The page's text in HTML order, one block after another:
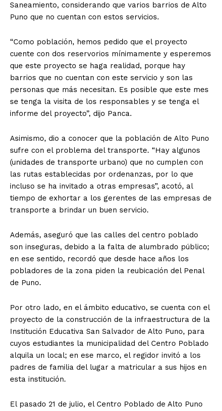
Saneamiento, considerando que varios barrios de Alto
Puno que no cuentan con estos servicios.
“Como población, hemos pedido que el proyecto
cuente con dos reservorios mínimamente y esperemos
que este proyecto se haga realidad, porque hay
barrios que no cuentan con este servicio y son las
personas que más necesitan. Es posible que este mes
se tenga la visita de los responsables y se tenga el
informe del proyecto”, dijo Panca.
Asimismo, dio a conocer que la población de Alto Puno
sufre con el problema del transporte. “Hay algunos
(unidades de transporte urbano) que no cumplen con
las rutas establecidas por ordenanzas, por lo que
incluso se ha invitado a otras empresas”, acotó, al
tiempo de exhortar a los gerentes de las empresas de
transporte a brindar un buen servicio.
Además, aseguró que las calles del centro poblado
son inseguras, debido a la falta de alumbrado público;
en ese sentido, recordó que desde hace años los
pobladores de la zona piden la reubicación del Penal
de Puno.
Por otro lado, en el ámbito educativo, se cuenta con el
proyecto de la construcción de la infraestructura de la
Institución Educativa San Salvador de Alto Puno, para
cuyos estudiantes la municipalidad del Centro Poblado
alquila un local; en ese marco, el regidor invitó a los
padres de familia del lugar a matricular a sus hijos en
esta institución.
El pasado 21 de julio, el Centro Poblado de Alto Puno